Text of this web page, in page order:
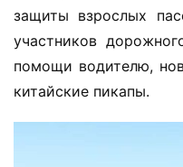
защиты взрослых
участников
помощи водителю,
китайские пикапы.